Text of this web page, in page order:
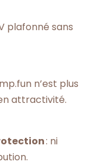
plafonné sans
n’est plus
attractivité.
: ni